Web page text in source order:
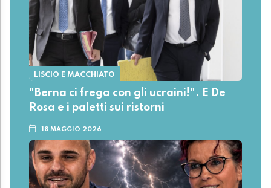
LISCIO E MACCHIATO
"Berna ci frega con gli ucraini!". E De
Rosa e i paletti sui ristorni
18 MAGGIO 2026